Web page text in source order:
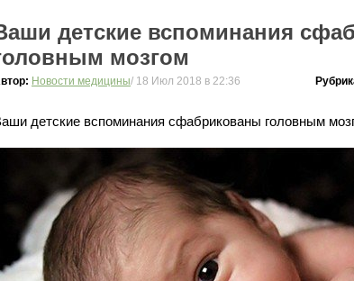
детские вспоминания
мозгом
Новости медицины/ 18 Июл 2018 в 22:36
детские вспоминания сфабрикованы головным